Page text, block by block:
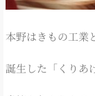
本野はきもの工業
誕生した「くりあ